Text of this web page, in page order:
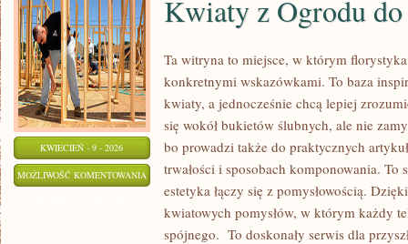
KWIECIEŃ - 9 - 2026
MOŻLIWOŚĆ KOMENTOWANIA KWIATY
OGRODU
Kwiaty z Ogrodu
Ta witryna to miejsce, w którym
konkretnymi wskazówkami. To baza
kwiaty, a jednocześnie chcą lepiej
się wokół bukietów ślubnych, ale nie
bo prowadzi także do praktycznych
trwałości i sposobach komponowania. To
estetyka łączy się z pomysłowością.
kwiatowych pomysłów, w którym każdy
spójnego. To doskonały serwis dla